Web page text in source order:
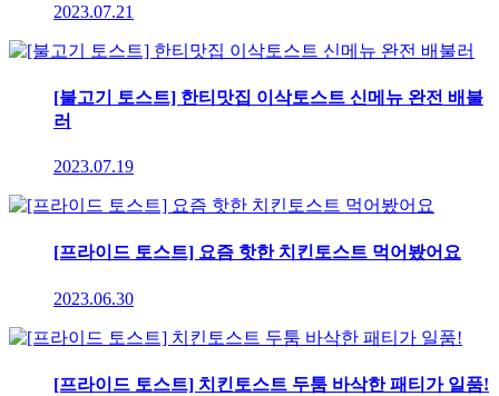
2023.07.21
[불고기 토스트] 한티맛집 이삭토스트 신메뉴 완전 배불
러
2023.07.19
[프라이드 토스트] 요즘 핫한 치킨토스트 먹어봤어요
2023.06.30
[프라이드 토스트] 치킨토스트 두툼 바삭한 패티가 일품!